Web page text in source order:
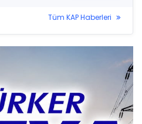
Tüm KAP Haberleri